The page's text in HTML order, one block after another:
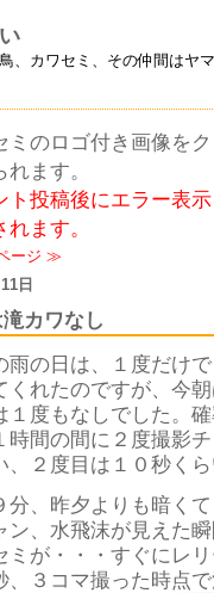
、カワセミ、その仲間は
のロゴ付き画像を
ます。
投稿後にエラー表
ます。
ージ ≫
日
カワなし
雨の日は、１度だけ
くれたのですが、今
１度もなしでした。
時間の間に２度撮影
、２度目は１０秒く
分、昨夕よりも暗く
ン、水飛沫が見えた
ミが・・・すぐにレ
、３コマ撮った時点